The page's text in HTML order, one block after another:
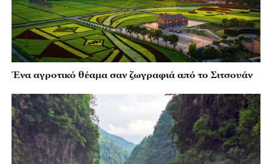
Ένα αγροτικό θέαμα σαν ζωγραφιά από το Σιτσουάν